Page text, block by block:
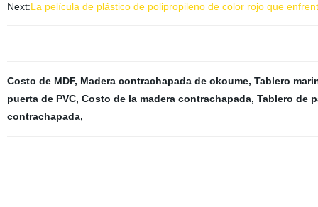
Next:La película de plástico de polipropileno de color rojo que
Costo de MDF, Madera contrachapada de okoume, Tablero
puerta de PVC, Costo de la madera contrachapada, Tablero de
contrachapada,